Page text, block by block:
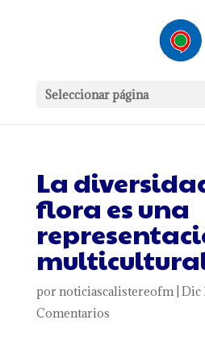
Seleccionar página
La
flora es una
por noticiascalistereofm| Dic
Comentarios